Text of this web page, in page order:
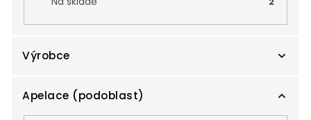
Výrobce
Agricola Pliniana s.c.a.
Apelace (podoblast)